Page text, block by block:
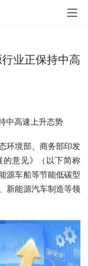
业正保持中高
中高速上升态势
环境部、商务部印发
的意见》（以下简称
源车船等节能低碳型
新能源汽车制造等领